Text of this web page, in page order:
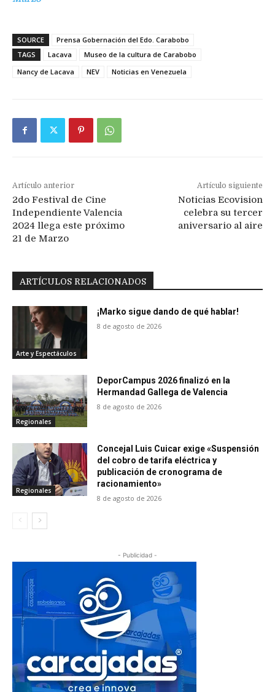
SOURCE
Prensa Gobernación del Edo. Carabobo
TAGS
Lacava
Museo de la cultura de Carabobo
Nancy de Lacava
NEV Noticias en Venezuela
Artículo anterior
2do Festival de Cine
Independiente Valencia
2024 llega este próximo
21 de Marzo
Artículo siguiente
Noticias Ecovision
celebra su tercer
aniversario al aire
ARTÍCULOS RELACIONADOS
Arte y Espectáculos
¡Marko sigue dando de qué hablar!
8 de agosto de 2026
Regionales
DeporCampus 2026 finalizó en la
Hermandad Gallega de Valencia
8 de agosto de 2026
Regionales
Concejal Luis Cuicar exige «Suspensión
del cobro de tarifa eléctrica y
publicación de cronograma de
racionamiento»
8 de agosto de 2026
- Publicidad -